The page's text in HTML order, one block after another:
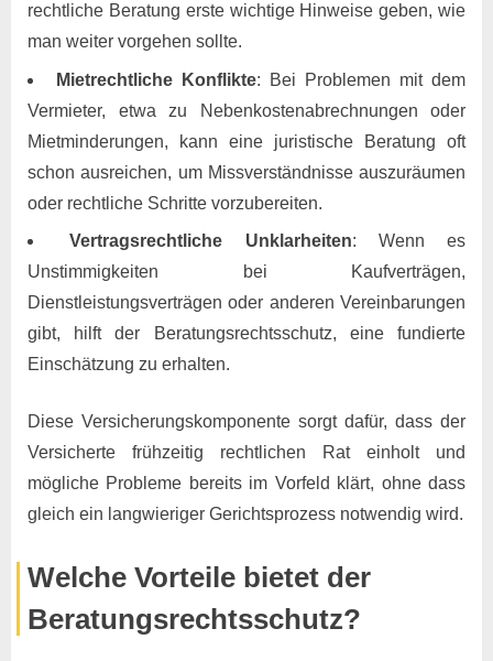
rechtliche Beratung erste wichtige Hinweise geben, wie
man weiter vorgehen sollte.
Mietrechtliche Konflikte: Bei Problemen mit dem
Vermieter, etwa zu Nebenkostenabrechnungen oder
Mietminderungen, kann eine juristische Beratung oft
schon ausreichen, um Missverständnisse auszuräumen
oder rechtliche Schritte vorzubereiten.
Vertragsrechtliche Unklarheiten: Wenn es
Unstimmigkeiten bei Kaufverträgen,
Dienstleistungsverträgen oder anderen Vereinbarungen
gibt, hilft der Beratungsrechtsschutz, eine fundierte
Einschätzung zu erhalten.
Diese Versicherungskomponente sorgt dafür, dass der
Versicherte frühzeitig rechtlichen Rat einholt und
mögliche Probleme bereits im Vorfeld klärt, ohne dass
gleich ein langwieriger Gerichtsprozess notwendig wird.
Welche Vorteile bietet der
Beratungsrechtsschutz?